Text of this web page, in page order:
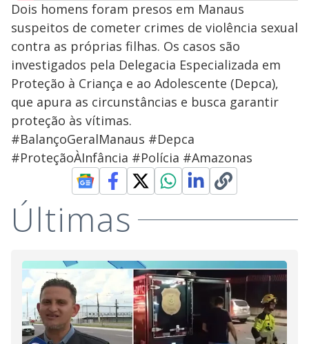
Dois homens foram presos em Manaus
suspeitos de cometer crimes de violência sexual
contra as próprias filhas. Os casos são
investigados pela Delegacia Especializada em
Proteção à Criança e ao Adolescente (Depca),
que apura as circunstâncias e busca garantir
proteção às vítimas.
#BalançoGeralManaus #Depca
#ProteçãoÀInfância #Polícia #Amazonas
Últimas